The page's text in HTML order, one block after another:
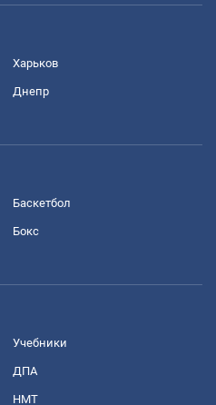
Харьков
Днепр
Баскетбол
Бокс
Учебники
ДПА
НМТ